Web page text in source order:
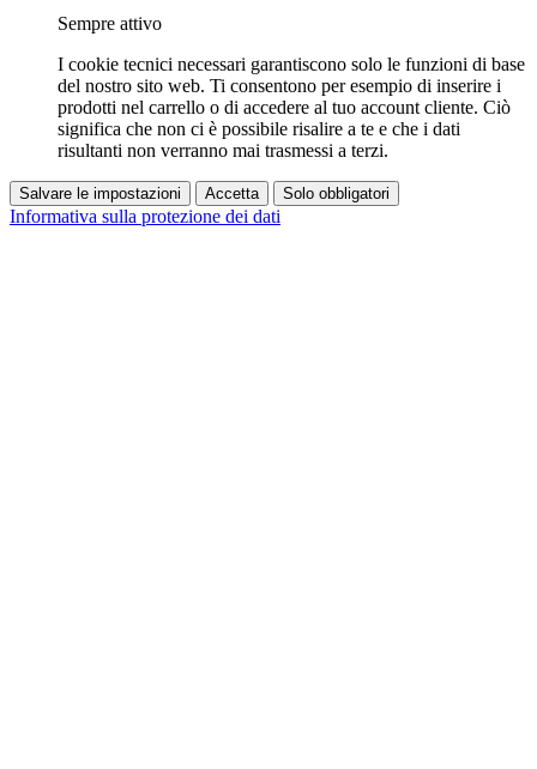
Sempre attivo
I cookie tecnici necessari garantiscono solo le funzioni di base
del nostro sito web. Ti consentono per esempio di inserire i
prodotti nel carrello o di accedere al tuo account cliente. Ciò
significa che non ci è possibile risalire a te e che i dati
risultanti non verranno mai trasmessi a terzi.
Salvare le impostazioni Accetta Solo obbligatori
Informativa sulla protezione dei dati